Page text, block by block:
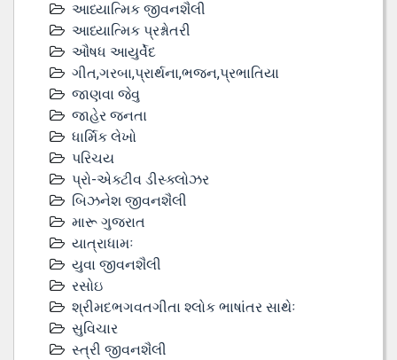
આધ્યાત્મિક જીવનશૈલી
આધ્યાત્મિક પ્રશ્નોતરી
ઔષધ આયુર્વેદ
ગીત,ગરબા,પ્રાર્થના,ભજન,પ્રભાતિયા
જાણવા જેવુ
જાહેર જનતા
ધાર્મિક લેખો
પરિચય
પ્રો-એક્ટીવ ડીસ્‍ક્લોઝર
બિઝનેશ જીવનશૈલી
મારૂ ગુજરાત
યાત્રાધામઃ
યુવા જીવનશૈલી
રસોઇ
શ્રીમદભગવતગીતા શ્લોક ભાષાંતર સાથેઃ
સુવિચાર
સ્ત્રી જીવનશૈલી